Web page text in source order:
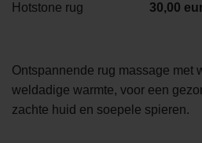
Hotstone rug 30,00
Ontspannende rug massage met
weldadige warmte, voor een
zachte huid en soepele spieren.